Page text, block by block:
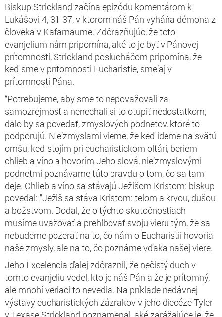
Biskup Strickland začína epizódu komentárom k
Lukášovi 4, 31-37, v ktorom náš Pán vyháňa démona z
človeka v Kafarnaume. Zdôrazňujúc, že toto
evanjelium nám pripomína, aké to je byť v Pánovej
prítomnosti, Strickland poslucháčom pripomína, že
keď sme v prítomnosti Eucharistie, sme’aj v
prítomnosti Pána.
“Potrebujeme, aby sme to nepovažovali za
samozrejmosť a nenechali si to otupiť nedostatkom,
dalo by sa povedať, zmyslových podnetov, ktoré to
podporujú. Nie’zmyslami vieme, že keď ideme na svätú
omšu, keď stojím pri eucharistickom oltári, beriem
chlieb a víno a hovorím Jeho slová, nie’zmyslovými
podnetmi poznávame túto pravdu o tom, čo sa tam
deje. Chlieb a víno sa stávajú Ježišom Kristom: biskup
povedal: "Ježiš sa stáva Kristom: telom a krvou, dušou
a božstvom. Dodal, že o týchto skutočnostiach
musíme uvažovať a prehlbovať svoju vieru tým, že sa
nebudeme pozerať na to, čo nám o Eucharistii hovoria
naše zmysly, ale na to, čo poznáme vďaka našej viere.
Jeho Excelencia ďalej zdôraznil, že nečistý duch v
tomto evanjeliu vedel, kto je náš Pán a že je prítomný,
ale mnohí veriaci to nevedia. Na príklade nedávnej
výstavy eucharistických zázrakov v jeho diecéze Tyler
v Texase Strickland poznamenal, aké zarážajúce je, že